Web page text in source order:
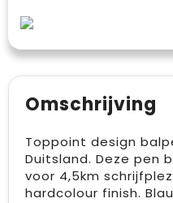
Omschrijving
Toppoint design
Duitsland. Deze pen
voor 4,5km
hardcolour finish.